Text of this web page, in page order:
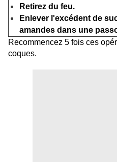
Retirez du feu.
Enlever l'excédent de
amandes dans une
Recommencez 5 fois ces
coques.